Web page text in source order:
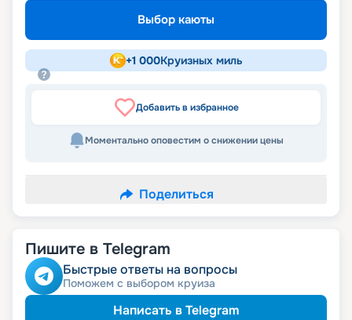
Выбор каюты
+1 000Круизных миль
Добавить в избранное
Моментально оповестим о снижении цены
Поделиться
Пишите в Telegram
Быстрые ответы на вопросы
Поможем с выбором круиза
Написать в Telegram